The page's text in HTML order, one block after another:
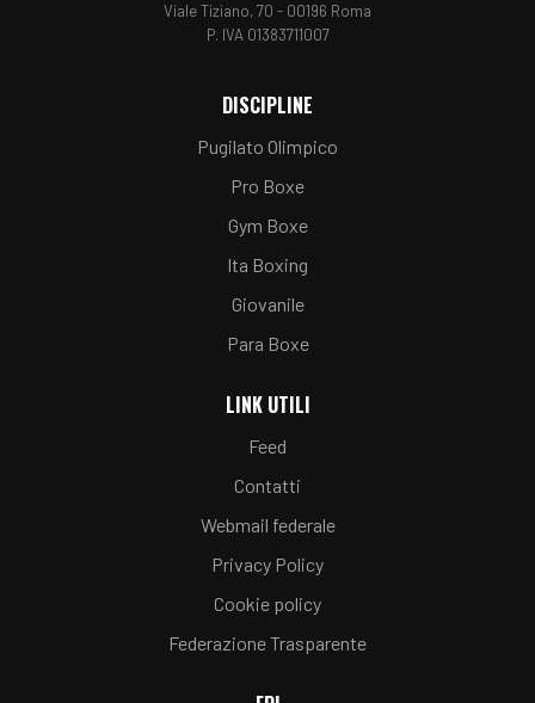
Viale Tiziano, 70 - 00196 Roma
P. IVA 01383711007
DISCIPLINE
Pugilato Olimpico
Pro Boxe
Gym Boxe
Ita Boxing
Giovanile
Para Boxe
LINK UTILI
Feed
Contatti
Webmail federale
Privacy Policy
Cookie policy
Federazione Trasparente